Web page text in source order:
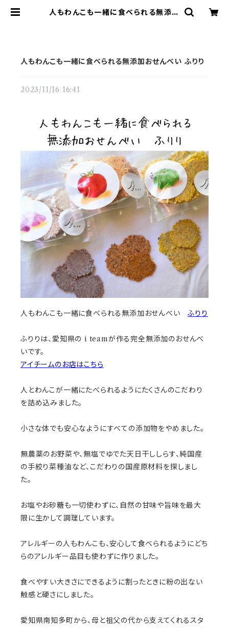
人もわんこも一緒に食べられる無添加
人もわんこも一緒に食べられる無添加おせんべい ふりり
2023/11/16 16:41
人もわんこも一緒に食べられる無添加おせんべいふりり
ふりりは、愛知県の i teamが作る完全無添加のおせんべ
いです。
アイチームのお店はこちら
人とわんこが一緒にたべられるようにたくさんのこだわり
を詰め込みました。
小さな体でも安心なようにすべての添加物をやめました。
無農薬のお野菜や、無塩でゆでた天日干ししらす、純国産
の手絞り菜種油など、こだわりの国産原材料を探しまし
た。
お塩やお砂糖も一切使わずに、自然の甘味や旨味を最大
限に生かして調理しています。
アレルギーの人もわんこも、安心して食べられるようにどち
らのアレルギー品目も使わずに作りました。
食べやすい大きさにできるように割ったときに粉の出ない
触感と硬さにしました。
愛知県南知多町から、母と祖父の代から支えてくれるスタ